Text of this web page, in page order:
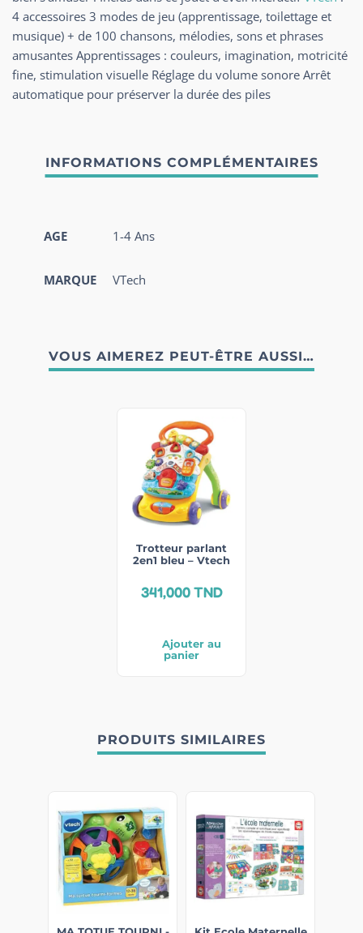
4 accessoires 3 modes de jeu (apprentissage, toilettage et
musique) + de 100 chansons, mélodies, sons et phrases
amusantes Apprentissages : couleurs, imagination, motricité
fine, stimulation visuelle Réglage du volume sonore Arrêt
automatique pour préserver la durée des piles
AGE 1-4 Ans
MARQUE VTech
VOUS AIMEREZ PEUT-ÊTRE AUSSI…
Trotteur parlant
2en1 bleu – Vtech
341,000TND
Ajouter au
panier
PRODUITS SIMILAIRES